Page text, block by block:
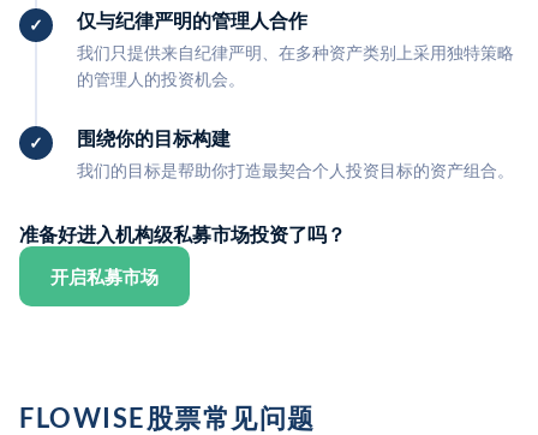
仅与纪律严明的管理人合作
我们只提供来自纪律严明、在多种资产类别上采用独特策略
的管理人的投资机会。
围绕你的目标构建
我们的目标是帮助你打造最契合个人投资目标的资产组合。
准备好进入机构级私募市场投资了吗？
开启私募市场
FLOWISE股票常见问题